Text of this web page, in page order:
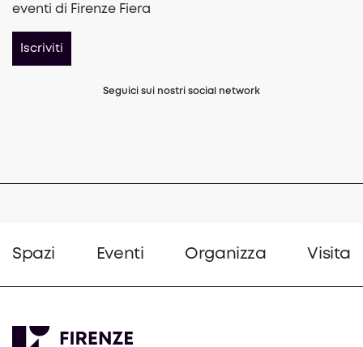
eventi di Firenze Fiera
Iscriviti
Seguici sui nostri social network
Spazi Eventi Organizza Visita